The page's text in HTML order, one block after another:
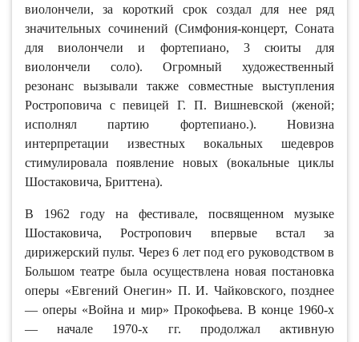
виолончели, за короткий срок создал для нее ряд
значительных сочинений (Симфония-концерт, Соната
для виолончели и фортепиано, 3 сюиты для
виолончели соло). Огромный художественный
резонанс вызывали также совместные выступления
Ростроповича с певицей Г. П. Вишневской (женой;
исполнял партию фортепиано.). Новизна
интерпретации известных вокальных шедевров
стимулировала появление новых (вокальные циклы
Шостаковича, Бриттена).
В 1962 году на фестивале, посвященном музыке
Шостаковича, Ростропович впервые встал за
дирижерский пульт. Через 6 лет под его руководством в
Большом театре была осуществлена новая постановка
оперы «Евгений Онегин» П. И. Чайковского, позднее
— оперы «Война и мир» Прокофьева. В конце 1960-х
— начале 1970-х гг. продолжал активную